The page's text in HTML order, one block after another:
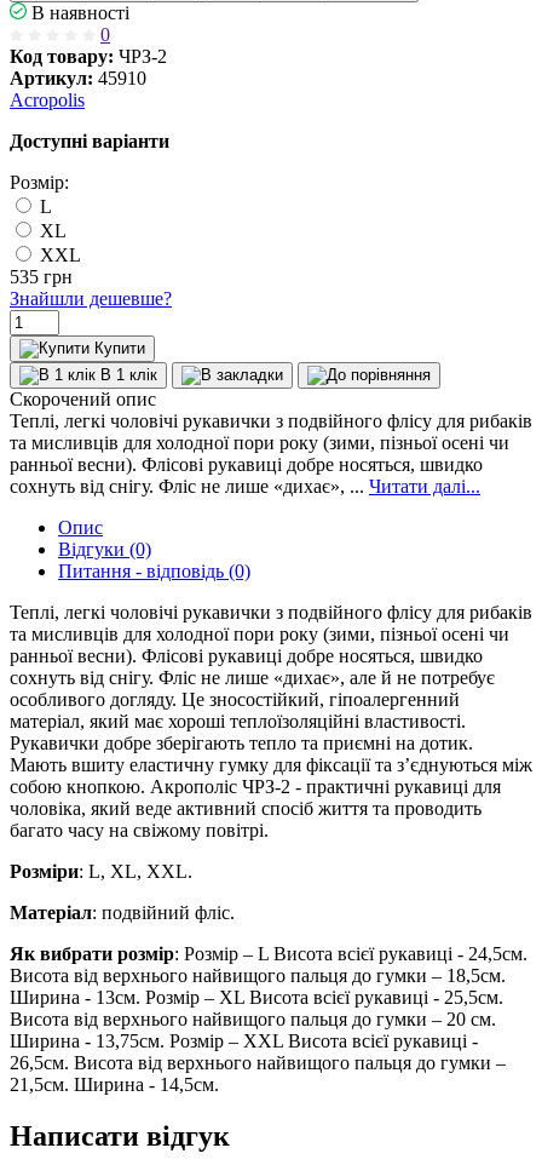
В наявності
0
Код товару: ЧРЗ-2
Артикул: 45910
Acropolis
Доступні варіанти
Розмір:
L
XL
XXL
535 грн
Знайшли дешевше?
Купити
В 1 клік
Скорочений опис
Теплі, легкі чоловічі рукавички з подвійного флісу для рибаків
та мисливців для холодної пори року (зими, пізньої осені чи
ранньої весни). Флісові рукавиці добре носяться, швидко
сохнуть від снігу. Фліс не лише «дихає», ... Читати далі...
Опис
Відгуки (0)
Питання - відповідь (0)
Теплі, легкі чоловічі рукавички з подвійного флісу для рибаків
та мисливців для холодної пори року (зими, пізньої осені чи
ранньої весни). Флісові рукавиці добре носяться, швидко
сохнуть від снігу. Фліс не лише «дихає», але й не потребує
особливого догляду. Це зносостійкий, гіпоалергенний
матеріал, який має хороші теплоїзоляційні властивості.
Рукавички добре зберігають тепло та приємні на дотик.
Мають вшиту еластичну гумку для фіксації та з’єднуються між
собою кнопкою. Акрополіс ЧРЗ-2 - практичні рукавиці для
чоловіка, який веде активний спосіб життя та проводить
багато часу на свіжому повітрі.
Розміри: L, XL, XXL.
Матеріал: подвійний фліс.
Як вибрати розмір: Розмір – L Висота всієї рукавиці - 24,5см.
Висота від верхнього найвищого пальця до гумки – 18,5см.
Ширина - 13см. Розмір – XL Висота всієї рукавиці - 25,5см.
Висота від верхнього найвищого пальця до гумки – 20 см.
Ширина - 13,75см. Розмір – XXL Висота всієї рукавиці -
26,5см. Висота від верхнього найвищого пальця до гумки –
21,5см. Ширина - 14,5см.
Написати відгук